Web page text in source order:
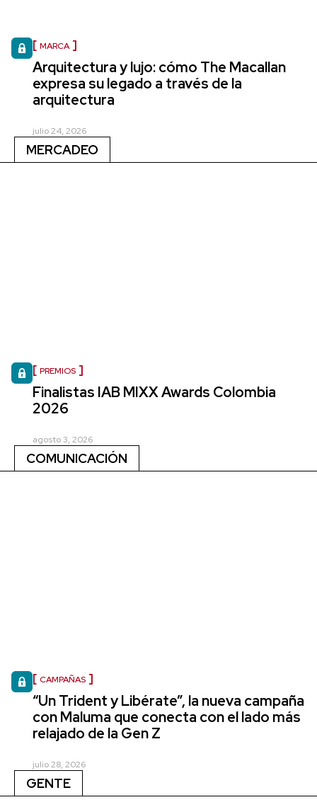
MARCA
Arquitectura y lujo: cómo The Macallan
expresa su legado a través de la
arquitectura
julio 24, 2026
MERCADEO
PREMIOS
Finalistas IAB MIXX Awards Colombia
2026
agosto 3, 2026
COMUNICACIÓN
CAMPAÑAS
“Un Trident y Libérate”, la nueva campaña
con Maluma que conecta con el lado más
relajado de la Gen Z
julio 28, 2026
GENTE